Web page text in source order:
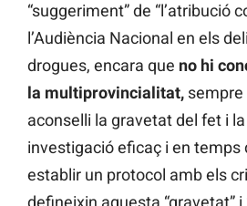
“suggeriment” de “l’atribució
l’Audiència Nacional en els
drogues, encara que no hi
la multiprovincialitat, sempre
aconselli la gravetat del fet i
investigació eficaç i en temps
establir un protocol amb els
defineixin aquesta “gravetat” i